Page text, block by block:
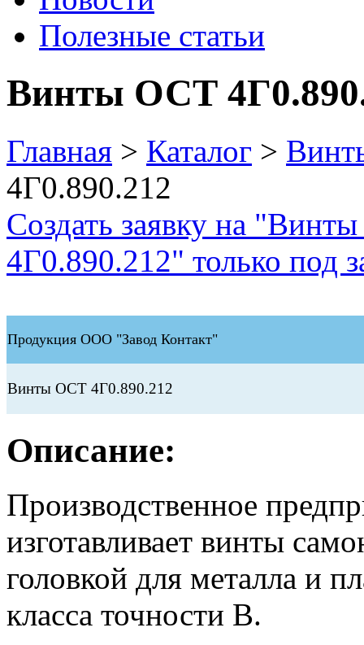
Полезные статьи
Винты ОСТ
Главная > Каталог >
4Г0.890.212
Создать заявку на
4Г0.890.212" только под
Продукция ООО "Завод Контакт"
Винты ОСТ 4Г0.890.212
Описание:
Производственное
изготавливает винты
головкой для металла и
класса точности В.